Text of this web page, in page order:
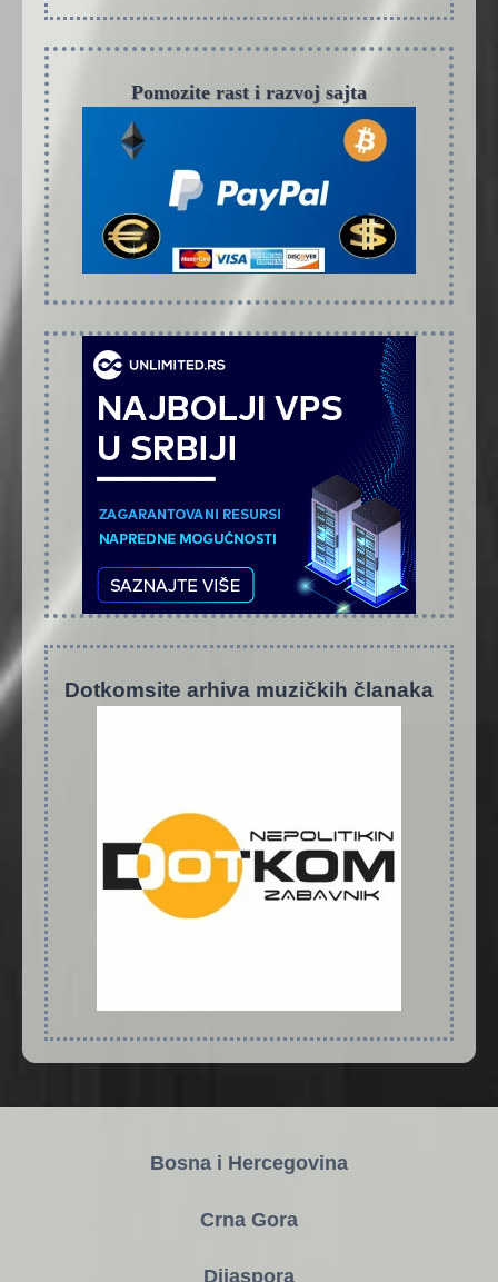
Pomozite rast i razvoj sajta
Dotkomsite arhiva muzičkih članaka
Bosna i Hercegovina
Crna Gora
Dijaspora